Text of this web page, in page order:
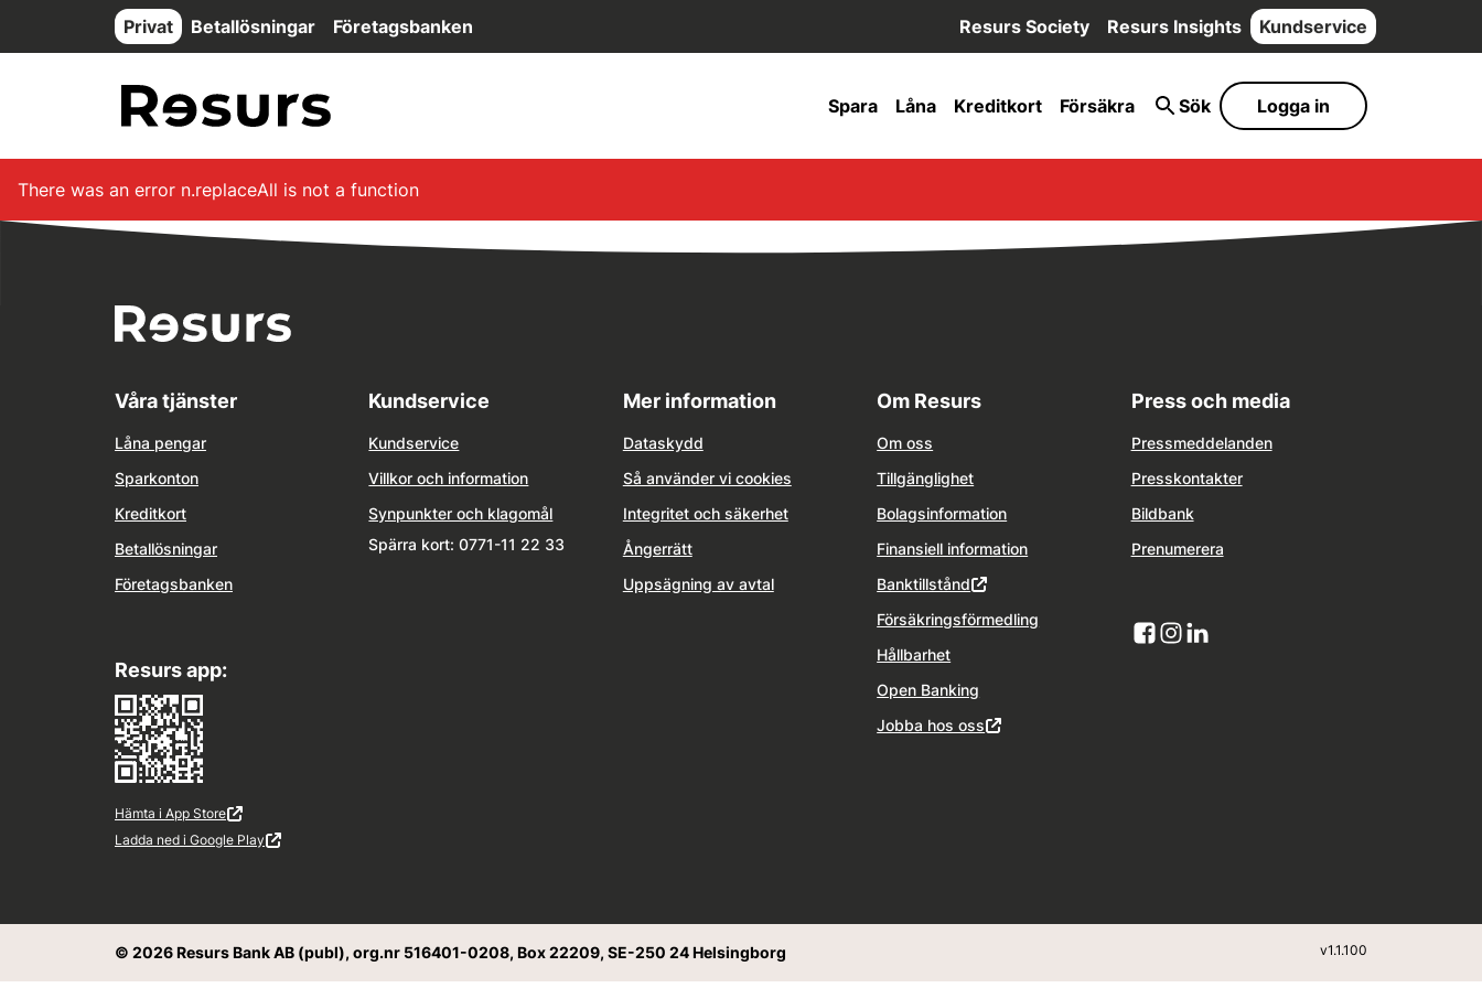
Hoppa till huvudinnehåll
Privat Betallösningar Företagsbanken Resurs Society Resurs Insights Kundservice
Spara Låna Kreditkort Försäkra Sök Logga in
There was an error n.replaceAll is not a function
Våra tjänster
Låna pengar
Sparkonton
Kreditkort
Betallösningar
Företagsbanken
Resurs app:
Hämta i App Store
Extern länk Öppnas i ny flik
Ladda ned i Google Play
Extern länk Öppnas i ny flik
Kundservice
Kundservice
Villkor och information
Synpunkter och klagomål
Spärra kort: 0771-11 22 33
Mer information
Dataskydd
Så använder vi cookies
Integritet och säkerhet
Ångerrätt
Uppsägning av avtal
Om Resurs
Om oss
Tillgänglighet
Bolagsinformation
Finansiell information
Banktillstånd
Försäkringsförmedling
Hållbarhet
Open Banking
Jobba hos oss
Press och media
Pressmeddelanden
Presskontakter
Bildbank
Prenumerera
© 2026 Resurs Bank AB (publ), org.nr 516401-0208, Box 22209, SE-250 24 Helsingborg v1.1.100